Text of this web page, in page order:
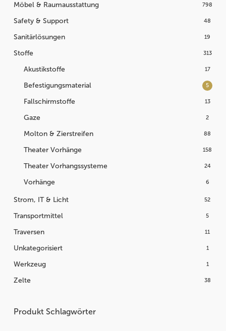
Möbel & Raumausstattung 798
Safety & Support 48
Sanitärlösungen 19
Stoffe 313
Akustikstoffe 17
Befestigungsmaterial 5
Fallschirmstoffe 13
Gaze 2
Molton & Zierstreifen 88
Theater Vorhänge 158
Theater Vorhangssysteme 24
Vorhänge 6
Strom, IT & Licht 52
Transportmittel 5
Traversen 11
Unkategorisiert 1
Werkzeug 1
Zelte 38
Produkt Schlagwörter